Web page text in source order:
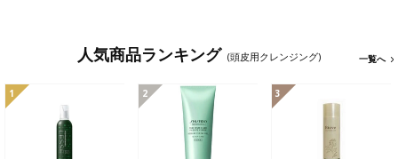
人気商品ランキング (頭皮用クレンジング) 一覧へ
1 2 3